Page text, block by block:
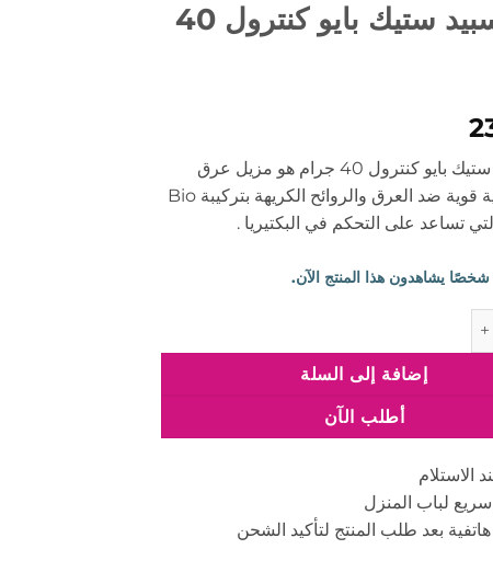
ليدي سبيد ستيك بايو كنترول 40
ليدي سبيد ستيك بايو كنترول 40 جرام هو مزيل عرق
ويوفر حماية قوية ضد العرق والروائح الكريهة بتركيبة Bio
ستيك بايو كنترول 40 جرام
إضافة إلى السلة
أطلب الآن
الاستلام
لباب المنزل
بعد طلب المنتج لتأكيد الشحن